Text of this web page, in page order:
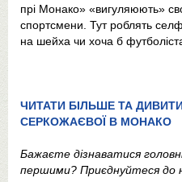
прі Монако» «вигуляюють»
спортсмени. Тут роблять
на шейха чи хоча б
ЧИТАТИ БІЛЬШЕ ТА
СЕРКОЖАЄВОЇ В МОНАКО
Бажаєте дізнаватися
першими? Приєднуйтеся до